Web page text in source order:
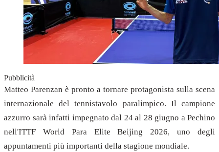
Pubblicità
Matteo Parenzan è pronto a tornare protagonista sulla scena
internazionale del tennistavolo paralimpico. Il campione
azzurro sarà infatti impegnato dal 24 al 28 giugno a Pechino
nell'ITTF World Para Elite Beijing 2026, uno degli
appuntamenti più importanti della stagione mondiale.